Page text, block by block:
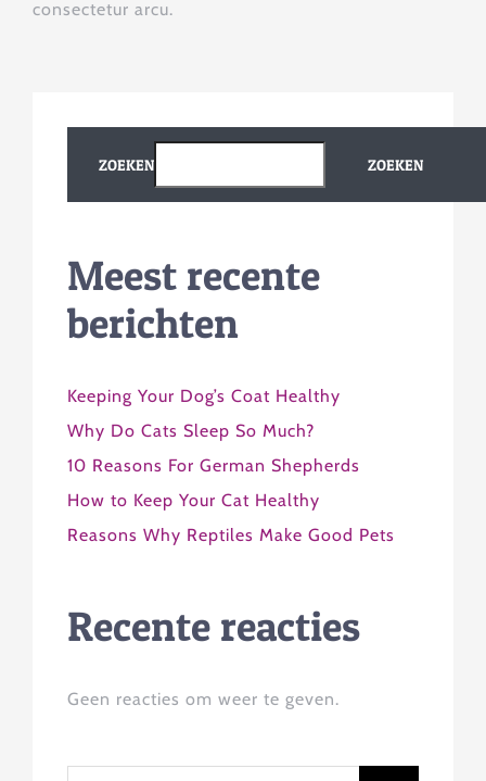
consectetur arcu.
ZOEKEN ZOEKEN
Meest recente
berichten
Keeping Your Dog’s Coat Healthy
Why Do Cats Sleep So Much?
10 Reasons For German Shepherds
How to Keep Your Cat Healthy
Reasons Why Reptiles Make Good Pets
Recente reacties
Geen reacties om weer te geven.